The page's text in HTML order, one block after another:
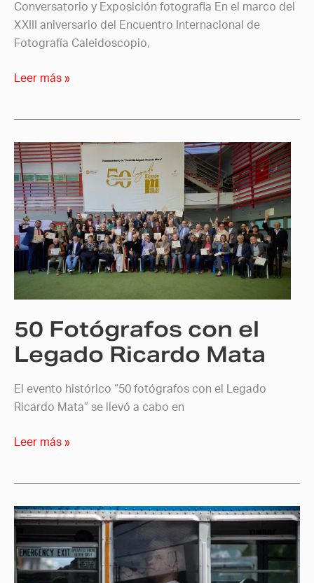
Conversatorio y Exposición fotografia En el marco del
XXIII aniversario del Encuentro Internacional de
Fotografía Caleidoscopio,
Leer más »
50 Fotógrafos con el
Legado Ricardo Mata
El evento histórico “50 fotógrafos con el Legado
Ricardo Mata” se llevó a cabo en
50
Fotógrafos
con
el
Legado
Ricardo
Mata
Leer más »
Guatemala
en
el